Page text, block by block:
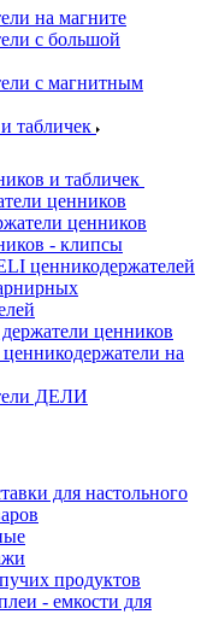
на магните
с большой
с магнитным
табличек
и табличек
ценников
ценников
- клипсы
ценникодержателей
ценников
на
ДЕЛИ
для настольного
продуктов
- емкости для